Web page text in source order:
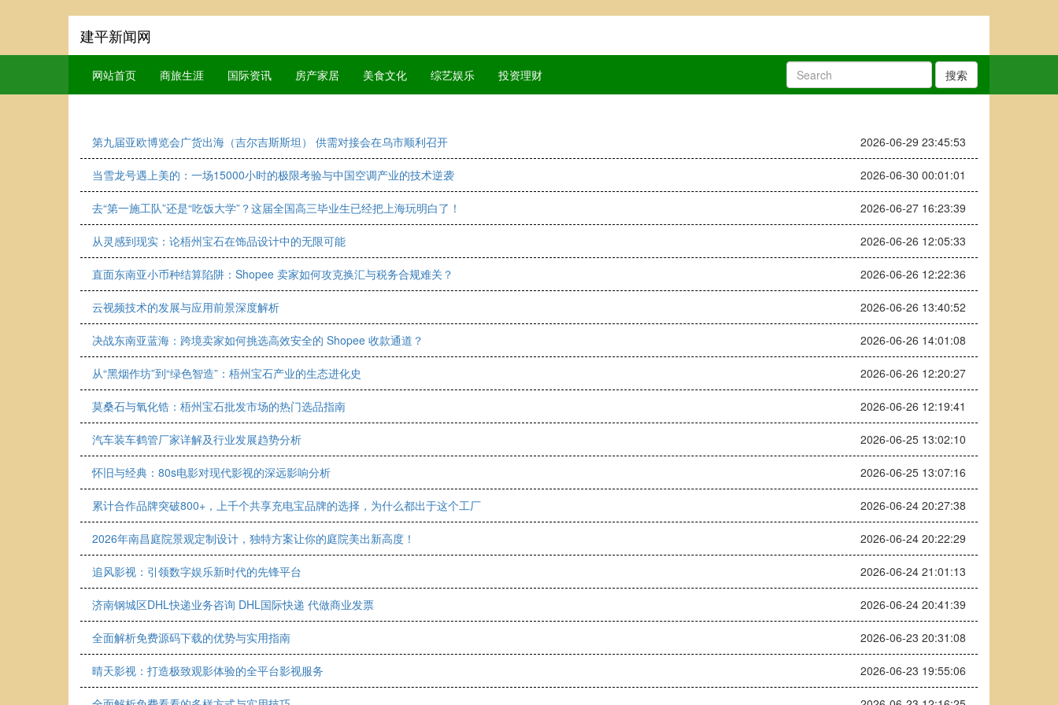
建平新闻网
网站首页 商旅生涯 国际资讯 房产家居 美食文化 综艺娱乐 投资理财 搜索
第九届亚欧博览会广货出海（吉尔吉斯斯坦） 供需对接会在乌市顺利召开 2026-06-29 23:45:53
当雪龙号遇上美的：一场15000小时的极限考验与中国空调产业的技术逆袭 2026-06-30 00:01:01
去“第一施工队”还是“吃饭大学”？这届全国高三毕业生已经把上海玩明白了！ 2026-06-27 16:23:39
从灵感到现实：论梧州宝石在饰品设计中的无限可能 2026-06-26 12:05:33
直面东南亚小币种结算陷阱：Shopee 卖家如何攻克换汇与税务合规难关？ 2026-06-26 12:22:36
云视频技术的发展与应用前景深度解析 2026-06-26 13:40:52
决战东南亚蓝海：跨境卖家如何挑选高效安全的 Shopee 收款通道？ 2026-06-26 14:01:08
从“黑烟作坊”到“绿色智造”：梧州宝石产业的生态进化史 2026-06-26 12:20:27
莫桑石与氧化锆：梧州宝石批发市场的热门选品指南 2026-06-26 12:19:41
汽车装车鹤管厂家详解及行业发展趋势分析 2026-06-25 13:02:10
怀旧与经典：80s电影对现代影视的深远影响分析 2026-06-25 13:07:16
累计合作品牌突破800+，上千个共享充电宝品牌的选择，为什么都出于这个工厂 2026-06-24 20:27:38
2026年南昌庭院景观定制设计，独特方案让你的庭院美出新高度！ 2026-06-24 20:22:29
追风影视：引领数字娱乐新时代的先锋平台 2026-06-24 21:01:13
济南钢城区DHL快递业务咨询 DHL国际快递 代做商业发票 2026-06-24 20:41:39
全面解析免费源码下载的优势与实用指南 2026-06-23 20:31:08
晴天影视：打造极致观影体验的全平台影视服务 2026-06-23 19:55:06